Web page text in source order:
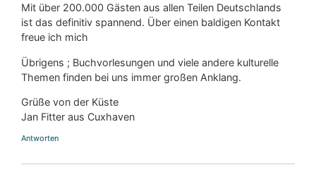
Mit über 200.000 Gästen aus allen Teilen Deutschlands
ist das definitiv spannend. Über einen baldigen Kontakt
freue ich mich
Übrigens ; Buchvorlesungen und viele andere kulturelle
Themen finden bei uns immer großen Anklang.
Grüße von der Küste
Jan Fitter aus Cuxhaven
Antworten